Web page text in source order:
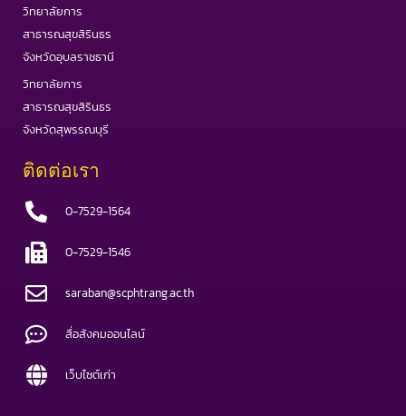
วิทยาลัยการ
สาธารณสุขสิรินธร
จังหวัดอุบลราชธานี
วิทยาลัยการ
สาธารณสุขสิรินธร
จังหวัดสุพรรณบุรี
ติดต่อเรา
0-7529-1564
0-7529-1546
saraban@scphtrang.ac.th
สื่อสังคมออนไลน์
เว็บไซต์เก่า